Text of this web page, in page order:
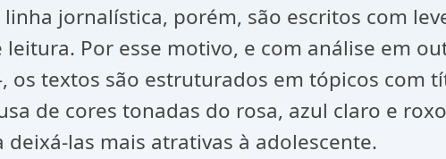
jornalística, porém, são escritos com
Por esse motivo, e com análise em
os textos são estruturados em tópicos com
de cores tonadas do rosa, azul claro e
las mais atrativas à adolescente.